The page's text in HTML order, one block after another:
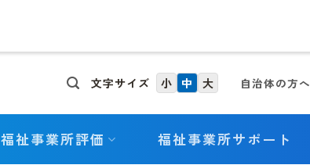
文字サイズ 小 中 大 自治体の方へ
福祉事業所評価 福祉事業所サポート